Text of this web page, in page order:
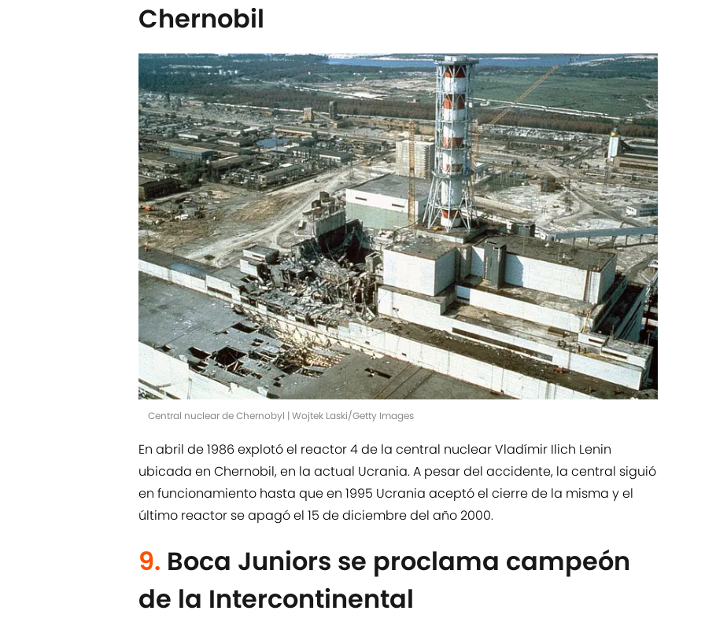
Chernobil
Central nuclear de Chernobyl | Wojtek Laski/Getty Images
En abril de 1986 explotó el reactor 4 de la central nuclear Vladímir Ilich Lenin
ubicada en Chernobil, en la actual Ucrania. A pesar del accidente, la central siguió
en funcionamiento hasta que en 1995 Ucrania aceptó el cierre de la misma y el
último reactor se apagó el 15 de diciembre del año 2000.
9. Boca Juniors se proclama campeón
de la Intercontinental